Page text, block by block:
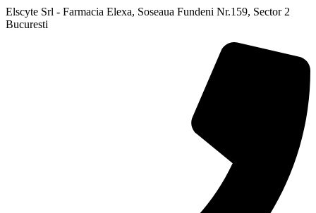
Elscyte Srl - Farmacia Elexa, Soseaua Fundeni Nr.159, Sector 2
Bucuresti